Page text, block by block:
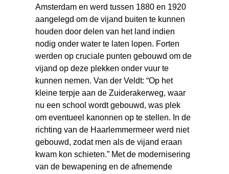
Amsterdam en werd tussen 1880 en 1920
aangelegd om de vijand buiten te kunnen
houden door delen van het land indien
nodig onder water te laten lopen. Forten
werden op cruciale punten gebouwd om de
vijand op deze plekken onder vuur te
kunnen nemen. Van der Veldt: “Op het
kleine terpje aan de Zuiderakerweg, waar
nu een school wordt gebouwd, was plek
om eventueel kanonnen op te stellen. In de
richting van de Haarlemmermeer werd niet
gebouwd, zodat men als de vijand eraan
kwam kon schieten.” Met de modernisering
van de bewapening en de afnemende